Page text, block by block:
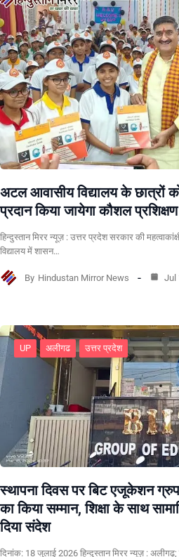
अटल आवासीय विद्यालय के छात्रों
प्रदान किया जायेगा कौशल प्रशिक्षण
हिन्दुस्तान मिरर न्यूज़ : उत्तर प्रदेश सरकार की
विद्यालय में शासन…
By Hindustan Mirror News Jul
UP अलीगढ उत्तर प्रदेश
स्थापना दिवस पर बिट एजूकेशन
का किया सम्मान, शिक्षा के साथ
दिया संदेश
दिनांक: 18 जुलाई 2026 हिन्दुस्तान मिरर न्यूज़ :